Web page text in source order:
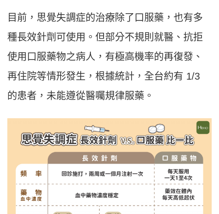
目前，思覺失調症的治療除了口服藥，也有多
種長效針劑可使用。但部分不規則就醫、抗拒
使用口服藥物之病人，有極高機率的再復發、
再住院等情形發生，根據統計，全台約有 1/3
的患者，未能遵從醫囑規律服藥。